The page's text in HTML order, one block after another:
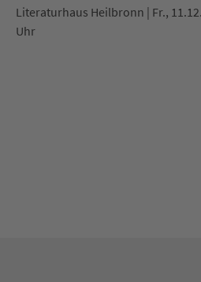
Literaturhaus Heilbronn | Fr.,
Uhr